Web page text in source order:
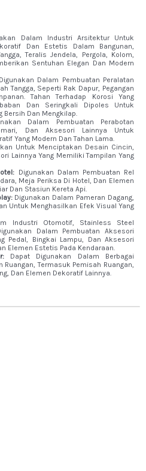
Dalam Industri Arsitektur Untuk
Dan Estetis Dalam Bangunan,
Teralis Jendela, Pergola, Kolom,
Sentuhan Elegan Dan Modern
Dalam Pembuatan Peralatan
Tangga, Seperti Rak Dapur, Pegangan
Tahan Terhadap Korosi Yang
Dan Seringkali Dipoles Untuk
Bersih Dan Mengkilap.
Dalam Pembuatan Perabotan
Dan Aksesori Lainnya Untuk
Yang Modern Dan Tahan Lama.
Untuk Menciptakan Desain Cincin,
Lainnya Yang Memiliki Tampilan Yang
Digunakan Dalam Pembuatan Rel
Meja Periksa Di Hotel, Dan Elemen
Dan Stasiun Kereta Api.
Digunakan Dalam Pameran Dagang,
Untuk Menghasilkan Efek Visual Yang
Industri Otomotif, Stainless Steel
Dalam Pembuatan Aksesori
Pedal, Bingkai Lampu, Dan Aksesori
Elemen Estetis Pada Kendaraan.
Dapat Digunakan Dalam Berbagai
Termasuk Pemisah Ruangan,
Dan Elemen Dekoratif Lainnya.